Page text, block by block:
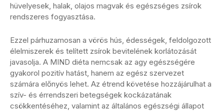
hüvelyesek, halak, olajos magvak és egészséges zsírok
rendszeres fogyasztása.
Ezzel párhuzamosan a vörös hús, édességek, feldolgozott
élelmiszerek és telített zsírok bevitelének korlátozását
javasolja. A MIND diéta nemcsak az agy egészségére
gyakorol pozitív hatást, hanem az egész szervezet
számára előnyös lehet. Az étrend követése hozzájárulhat a
szív- és érrendszeri betegségek kockázatának
csökkentéséhez, valamint az általános egészségi állapot